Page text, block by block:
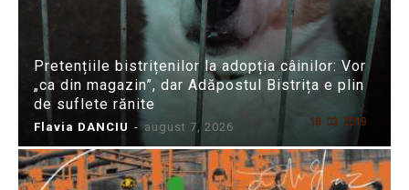
Pretențiile bistrițenilor la adopția câinilor: Vor
„ca din magazin”, dar Adăpostul Bistrița e plin
de suflete rănite
Flavia DANCIU - august 7, 2026